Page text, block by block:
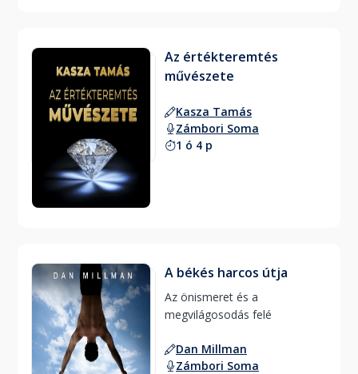
Az értékteremtés
művészete
Kasza Tamás
Zámbori Soma
1 ó 4 p
A békés harcos útja
Az önismeret és a
Dan Millman
Zámbori Soma